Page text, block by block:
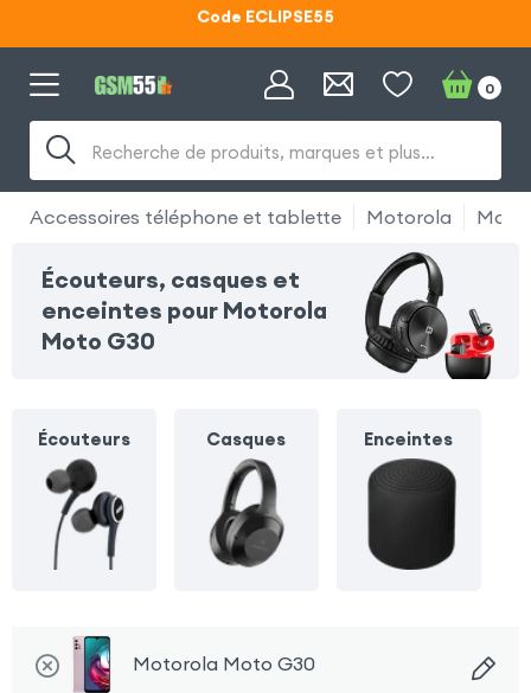
Lunettes d'éclipse OFFERTES
Code ECLIPSE55
Recherche de produits, marques et plus…
0
Accessoires téléphone et tablette Motorola
Écouteurs, casques et
enceintes pour Motorola
Moto G30
Écouteurs Casques Enceintes
Motorola Moto G30